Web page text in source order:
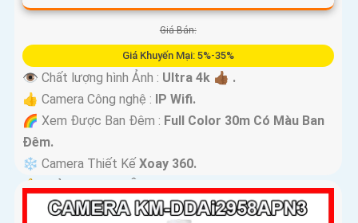
Giá Bán:
Giá Khuyến Mại: 5%-35%
👁 Chất lượng hình Ảnh : Ultra 4k 👍🏾 .
👍 Camera Công nghệ : IP Wifi.
🌈 Xem Được Ban Đêm : Full Color 30m Có Màu Ban
Ðêm.
❄ Camera Thiết Kế Xoay 360.
️🔔 Khả Năng :Thu Âm Và Loa.